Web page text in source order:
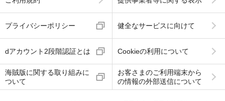
プライバシーポリシー 健全なサービスに向けて
dアカウント2段階認証とは Cookieの利用について
海賊版に関する取り組みに
ついて
お客さまのご利用端末から
の情報の外部送信について